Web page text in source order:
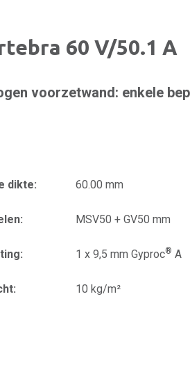
60 V/50.1 A
voorzetwand: enkele
dikte: 60.00 mm
MSV50 + GV50 mm
1 x 9,5 mm Gyproc® A
10 kg/m²